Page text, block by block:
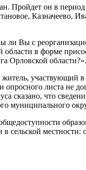
Пройдет он в
Казначеево,
ли Вы с
области в форме
Орловской области?».
участвующий в
листа не
сказано, что
муниципального
сельской